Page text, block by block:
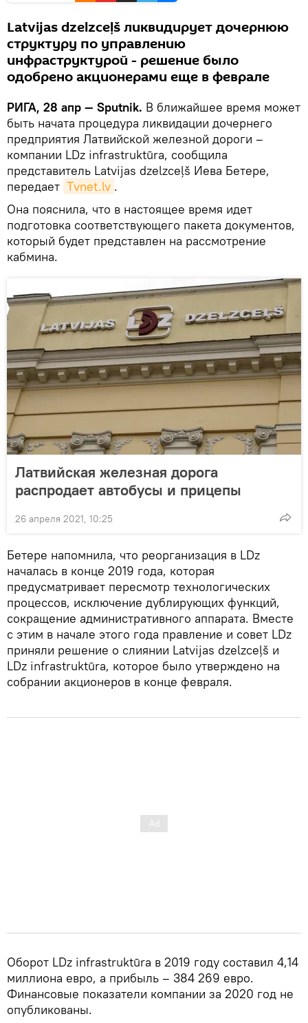
Latvijas dzelzceļš ликвидирует дочернюю
структуру по управлению
инфраструктурой - решение было
одобрено акционерами еще в феврале
РИГА, 28 апр — Sputnik. В ближайшее время может
быть начата процедура ликвидации дочернего
предприятия Латвийской железной дороги –
компании LDz infrastruktūra, сообщила
представитель Latvijas dzelzceļš Иева Бетере,
передает Тvnet.lv .
Она пояснила, что в настоящее время идет
подготовка соответствующего пакета документов,
который будет представлен на рассмотрение
кабмина.
Латвийская железная дорога
распродает автобусы и прицепы
26 апреля 2021, 10:25
Бетере напомнила, что реорганизация в LDz
началась в конце 2019 года, которая
предусматривает пересмотр технологических
процессов, исключение дублирующих функций,
сокращение административного аппарата. Вместе
с этим в начале этого года правление и cовет LDz
приняли решение о слиянии Latvijas dzelzceļš и
LDz infrastruktūra, которое было утверждено на
собрании акционеров в конце февраля.
Оборот LDz infrastruktūra в 2019 году составил 4,14
миллиона евро, а прибыль – 384 269 евро.
Финансовые показатели компании за 2020 год не
опубликованы.